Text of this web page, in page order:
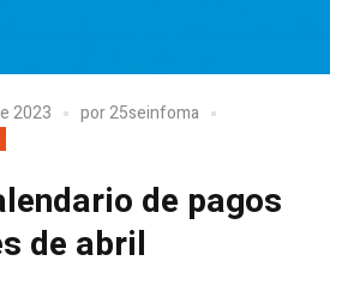
2023 por25seinfoma
de pagos
de abril